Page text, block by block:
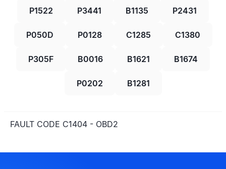
P1522 P3441 B1135 P2431
P050D P0128 C1285 C1380
P305F B0016 B1621 B1674
P0202 B1281
FAULT CODE C1404 - OBD2